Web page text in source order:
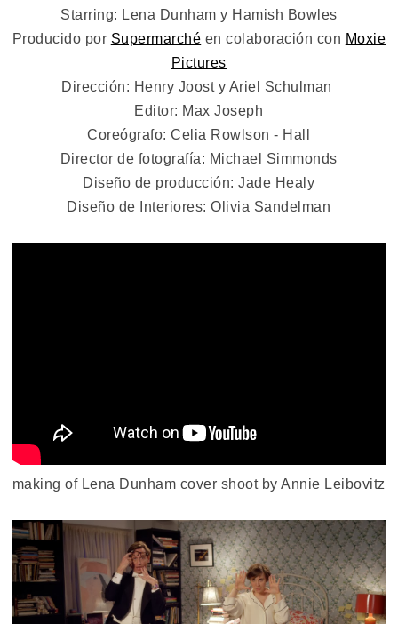
Starring: Lena Dunham y Hamish Bowles
Producido por Supermarché en colaboración con Moxie
Pictures
Dirección: Henry Joost y Ariel Schulman
Editor: Max Joseph
Coreógrafo: Celia Rowlson - Hall
Director de fotografía: Michael Simmonds
Diseño de producción: Jade Healy
Diseño de Interiores: Olivia Sandelman
making of Lena Dunham cover shoot by Annie Leibovitz